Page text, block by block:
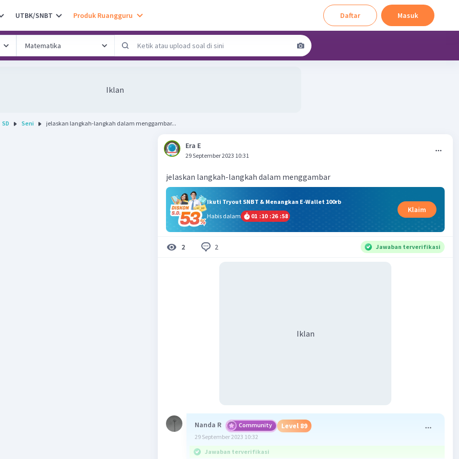
UTBK/SNBT Produk Ruangguru Daftar Masuk
Iklan
SD Seni jelaskan langkah-langkah dalam menggambar...
Era E
29 September 2023 10:31
jelaskan langkah-langkah dalam menggambar
Ikuti Tryout SNBT & Menangkan E-Wallet 100rb
Habis dalam
01 :10 :26 :58
Klaim
2 2 Jawaban terverifikasi
Iklan
Nanda R Community Level 89
29 September 2023 10:32
Jawaban terverifikasi